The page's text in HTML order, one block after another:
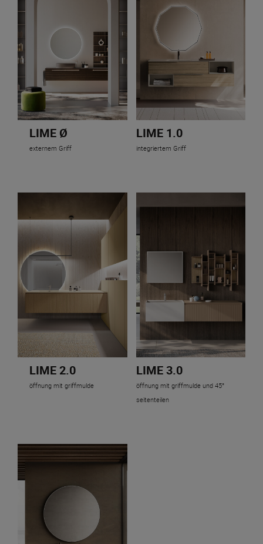
LIME Ø
externem Griff
LIME 1.0
integriertem Griff
LIME 2.0
öffnung mit griffmulde
LIME 3.0
öffnung mit griffmulde und 45°
seitenteilen